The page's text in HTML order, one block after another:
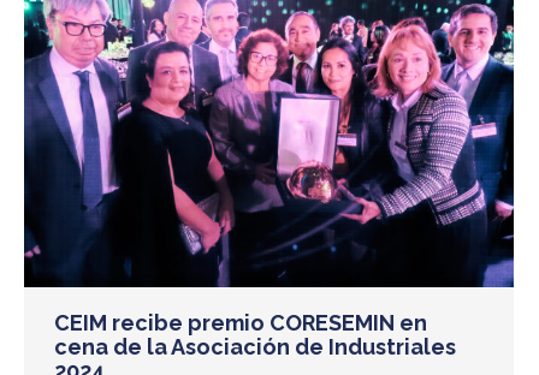
CEIM recibe premio CORESEMIN en
cena de la Asociación de Industriales